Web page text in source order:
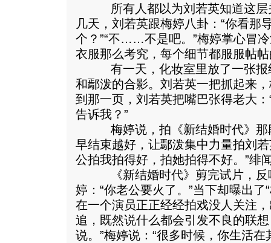
所有人都以为刘若英知道这层
几天，刘若英跟梅婷八卦：“你看
个？”“不……不是吧。”梅婷掌心冒
衣服那么考究，每个细节都服服帖
有一天，化妆室里放了一张报
和鄢泼的合影。刘若英一把抓起来
到那一页，刘若英把嘴巴张得老大
告诉我？”
梅婷说，拍《新结婚时代》那
早结束越好，让鄢泼集中力量拍刘
公拍我拍得好，拍她拍得不好。”绯
《新结婚时代》剪完试片，反
婷：“你老公要火了。”当下却曝出了
在一个演员正正经经拍戏没人关注
追，既然说什么都会引发不良的联
说。”梅婷说：“很多时候，你生活